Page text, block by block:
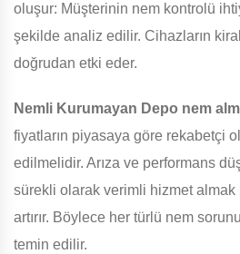
oluşur: Müşterinin nem kontrolü
şekilde analiz edilir. Cihazların
doğrudan etki eder.
Nemli Kurumayan Depo nem
fiyatların piyasaya göre rekabetçi
edilmelidir. Arıza ve performans
sürekli olarak verimli hizmet
artırır. Böylece her türlü nem
temin edilir.